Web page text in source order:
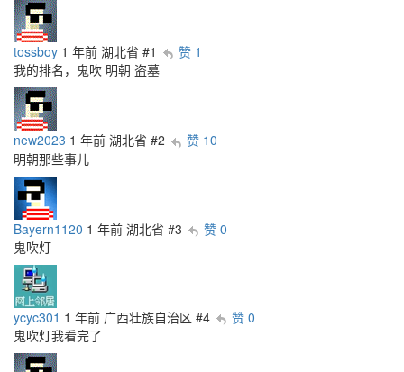
tossboy 1 年前 湖北省 #1
赞 1
我的排名，鬼吹 明朝 盗墓
new2023 1 年前 湖北省 #2
赞 10
明朝那些事儿
Bayern1120 1 年前 湖北省 #3
赞 0
鬼吹灯
ycyc301 1 年前 广西壮族自治区 #4
赞 0
鬼吹灯我看完了